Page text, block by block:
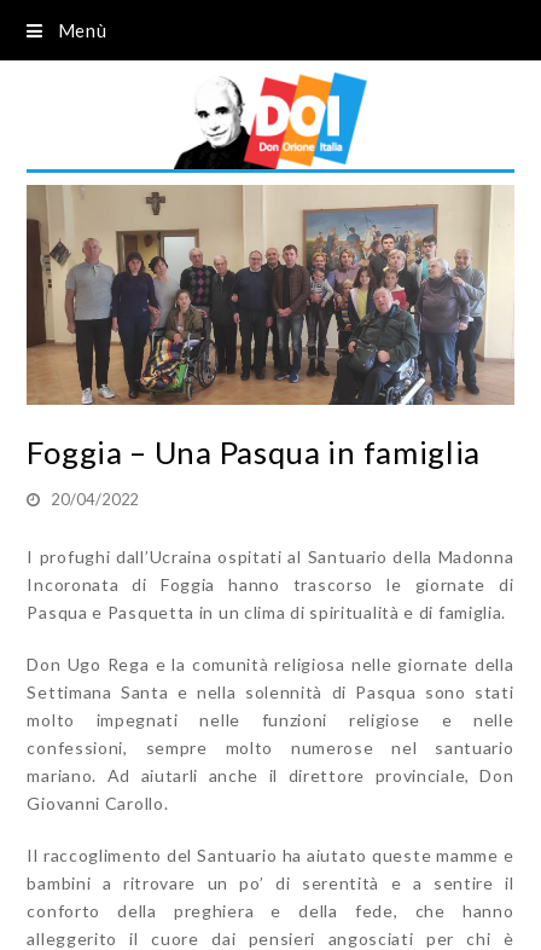
Menù
Foggia – Una Pasqua in famiglia
20/04/2022
I profughi dall’Ucraina ospitati al Santuario della Madonna
Incoronata di Foggia hanno trascorso le giornate di
Pasqua e Pasquetta in un clima di spiritualità e di famiglia.
Don Ugo Rega e la comunità religiosa nelle giornate della
Settimana Santa e nella solennità di Pasqua sono stati
molto impegnati nelle funzioni religiose e nelle
confessioni, sempre molto numerose nel santuario
mariano. Ad aiutarli anche il direttore provinciale, Don
Giovanni Carollo.
Il raccoglimento del Santuario ha aiutato queste mamme e
bambini a ritrovare un po’ di serentità e a sentire il
conforto della preghiera e della fede, che hanno
alleggerito il cuore dai pensieri angosciati per chi è